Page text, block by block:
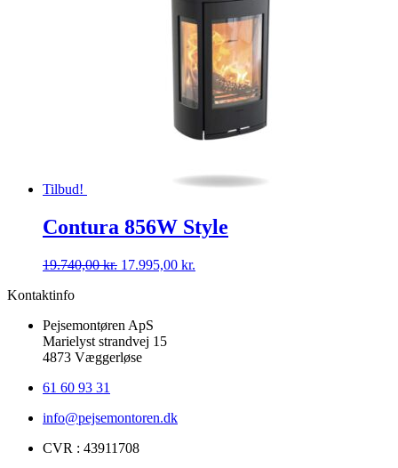
Tilbud!
Contura 856W Style
19.740,00kr. Den
19.740,00 kr..
17.995,00 kr.
Kontaktinfo
Pejsemontøren ApS
Marielyst strandvej 15
4873 Væggerløse
61 60 93 31
info@pejsemontoren.dk
CVR : 43911708